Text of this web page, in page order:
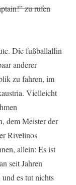
zu rufen
Die fußballaffin
anderer
zu fahren, im
Vielleicht
dem Meister der
Rivelinos
allein: Es ist
seit Jahren
es tut nichts